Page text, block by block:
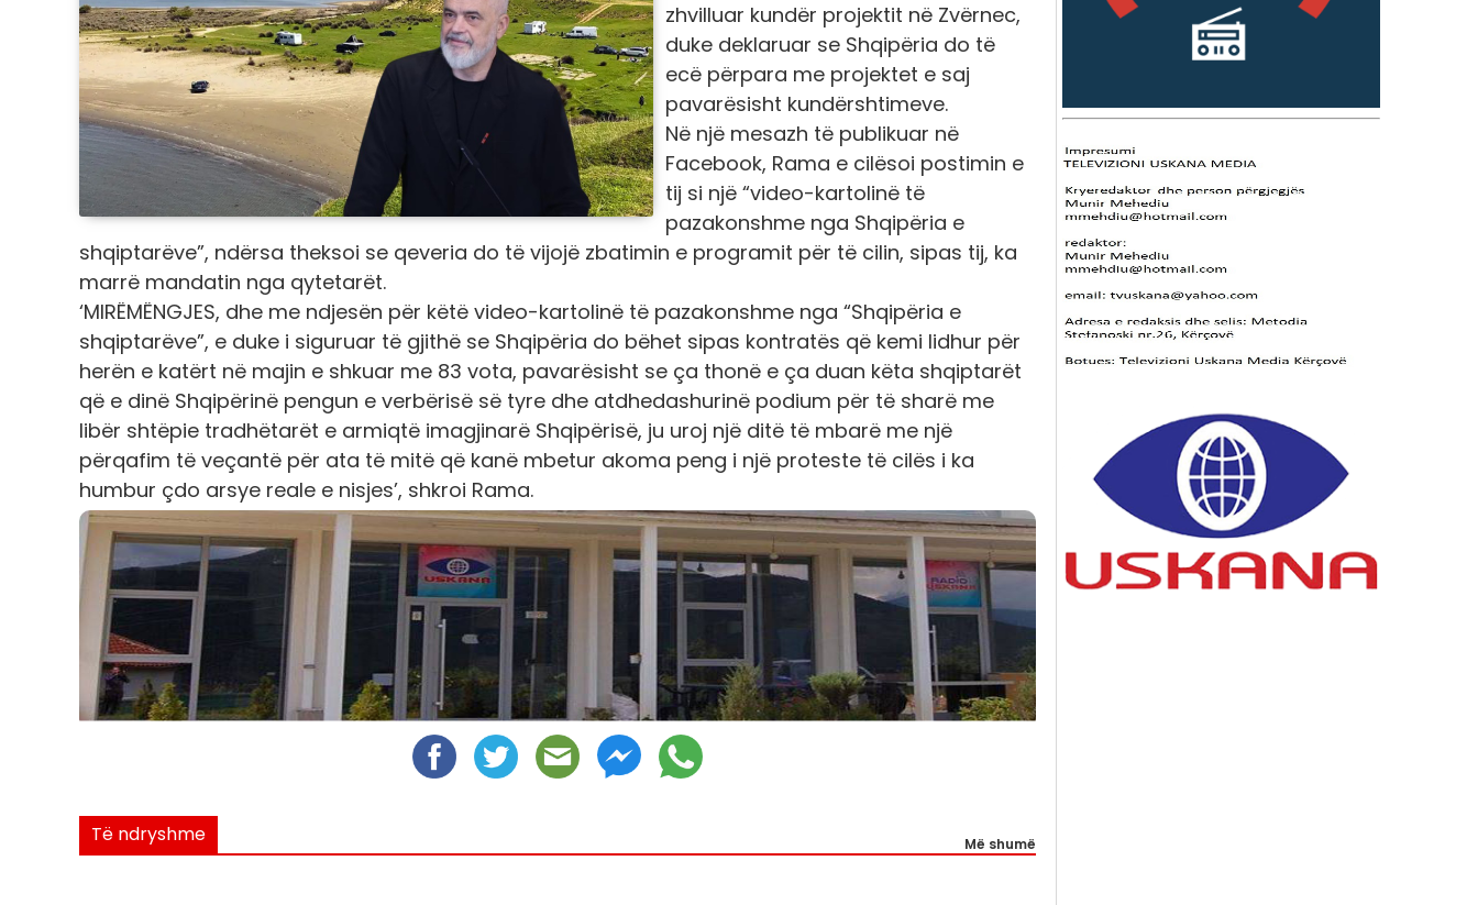
zhvilluar kundër projektit në Zvërnec,
duke deklaruar se Shqipëria do të
ecë përpara me projektet e saj
pavarësisht kundërshtimeve.
Në një mesazh të publikuar në
Facebook, Rama e cilësoi postimin e
tij si një “video-kartolinë të
pazakonshme nga Shqipëria e
shqiptarëve”, ndërsa theksoi se qeveria do të vijojë zbatimin e programit për të cilin, sipas tij, ka
marrë mandatin nga qytetarët.
‘MIRËMËNGJES, dhe me ndjesën për këtë video-kartolinë të pazakonshme nga “Shqipëria e
shqiptarëve”, e duke i siguruar të gjithë se Shqipëria do bëhet sipas kontratës që kemi lidhur për
herën e katërt në majin e shkuar me 83 vota, pavarësisht se ça thonë e ça duan këta shqiptarët
që e dinë Shqipërinë pengun e verbërisë së tyre dhe atdhedashurinë podium për të sharë me
libër shtëpie tradhëtarët e armiqtë imagjinarë Shqipërisë, ju uroj një ditë të mbarë me një
përqafim të veçantë për ata të mitë që kanë mbetur akoma peng i një proteste të cilës i ka
humbur çdo arsye reale e nisjes’, shkroi Rama.
Të ndryshme Më shumë